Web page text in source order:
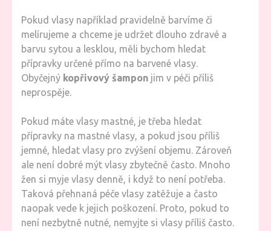
Pokud vlasy například pravidelně barvíme či
melírujeme a chceme je udržet dlouho zdravé a
barvu sytou a lesklou, měli bychom hledat
přípravky určené přímo na barvené vlasy.
Obyčejný kopřivový šampon jim v péči příliš
neprospěje.
Pokud máte vlasy mastné, je třeba hledat
přípravky na mastné vlasy, a pokud jsou příliš
jemné, hledat vlasy pro zvýšení objemu. Zároveň
ale není dobré mýt vlasy zbytečně často. Mnoho
žen si myje vlasy denně, i když to není potřeba.
Taková přehnaná péče vlasy zatěžuje a často
naopak vede k jejich poškození. Proto, pokud to
není nezbytně nutné, nemyjte si vlasy příliš často.